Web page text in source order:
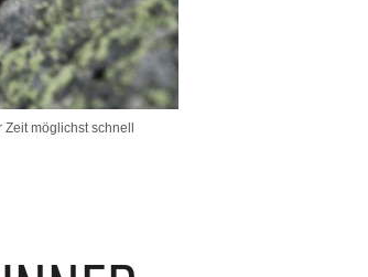
möglichst schnell